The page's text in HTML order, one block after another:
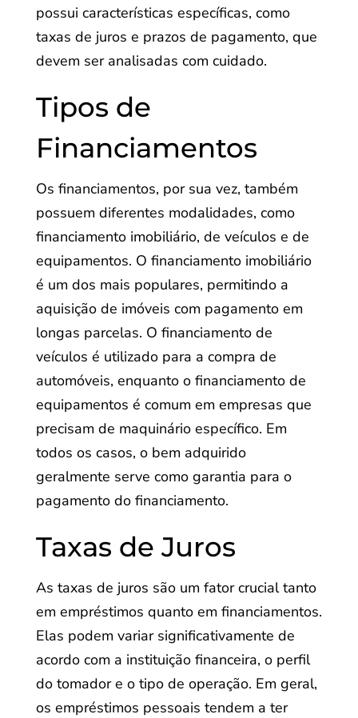
possui características específicas, como
taxas de juros e prazos de pagamento, que
devem ser analisadas com cuidado.
Tipos de
Financiamentos
Os financiamentos, por sua vez, também
possuem diferentes modalidades, como
financiamento imobiliário, de veículos e de
equipamentos. O financiamento imobiliário
é um dos mais populares, permitindo a
aquisição de imóveis com pagamento em
longas parcelas. O financiamento de
veículos é utilizado para a compra de
automóveis, enquanto o financiamento de
equipamentos é comum em empresas que
precisam de maquinário específico. Em
todos os casos, o bem adquirido
geralmente serve como garantia para o
pagamento do financiamento.
Taxas de Juros
As taxas de juros são um fator crucial tanto
em empréstimos quanto em financiamentos.
Elas podem variar significativamente de
acordo com a instituição financeira, o perfil
do tomador e o tipo de operação. Em geral,
os empréstimos pessoais tendem a ter